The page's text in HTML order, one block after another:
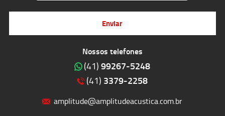
Nossos telefones
(41) 99267-5248
(41) 3379-2258
amplitude@amplitudeacustica.com.br
Enviar